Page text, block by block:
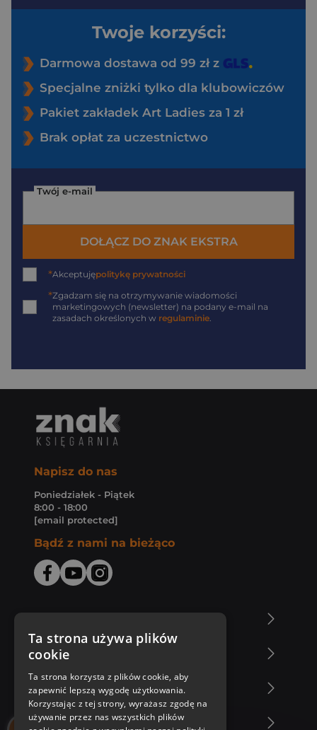
Twoje korzyści:
Darmowa dostawa od 99 zł z
Specjalne zniżki tylko dla klubowiczów
Pakiet zakładek Art Ladies za 1 zł
Brak opłat za uczestnictwo
Twój e-mail
DOŁĄCZ DO ZNAK EKSTRA
*Akceptujępolitykę prywatności
*Zgadzam się na otrzymywanie wiadomości
marketingowych (newsletter) na podany e-mail na
zasadach określonych w regulaminie
Napisz do nas
Poniedziałek - Piątek
8:00 - 18:00
[email protected]
Bądź z nami na bieżąco
Zakupy u nas
Nasza oferta
Nasi autorzy
Ta strona używa plików
cookie
Ta strona korzysta z plików cookie, aby
zapewnić lepszą wygodę użytkowania.
Korzystając z tej strony, wyrażasz zgodę na
używanie przez nas wszystkich plików